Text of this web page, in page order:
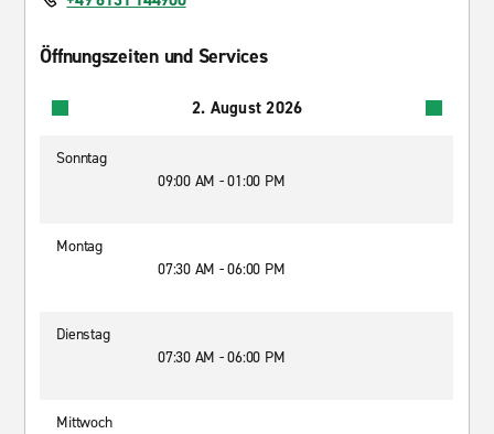
Öffnungszeiten und Services
2. August 2026
Sonntag
09:00 AM - 01:00 PM
Montag
07:30 AM - 06:00 PM
Dienstag
07:30 AM - 06:00 PM
Mittwoch